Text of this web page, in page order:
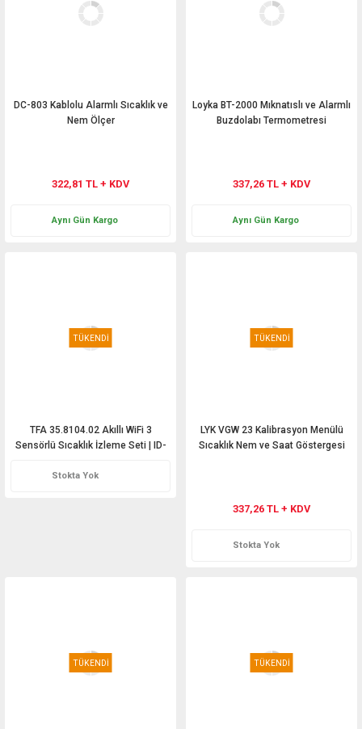
DC-803 Kablolu Alarmlı Sıcaklık ve
Nem Ölçer
322,81 TL + KDV
Aynı Gün Kargo
Loyka BT-2000 Mıknatıslı ve Alarmlı
Buzdolabı Termometresi
337,26 TL + KDV
Aynı Gün Kargo
TÜKENDİ
TFA 35.8104.02 Akıllı WiFi 3
Sensörlü Sıcaklık İzleme Seti | ID-
Stokta Yok
TÜKENDİ
LYK VGW 23 Kalibrasyon Menülü
Sıcaklık Nem ve Saat Göstergesi
337,26 TL + KDV
Stokta Yok
TÜKENDİ TÜKENDİ